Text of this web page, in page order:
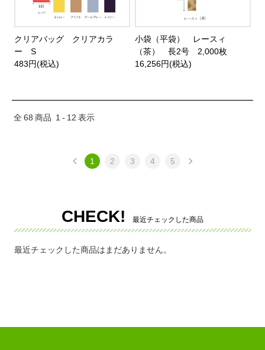
クリアバッグ クリアカラ
ー S
483円(税込)
小袋（平袋） レースィ
（茶） 長2号 2,000枚
16,256円(税込)
全68 商品 1 - 12 表示
1 2 3 4 5
CHECK! 最近チェックした商品
最近チェックした商品はまだありません。